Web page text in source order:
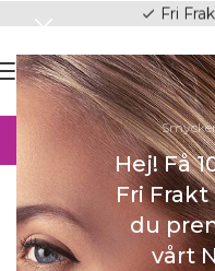
Hej! Få
Fri
du
vårt
SOMMAR-REA
UPP
Armband Armband Dam
SOLD
OUT
Förstora